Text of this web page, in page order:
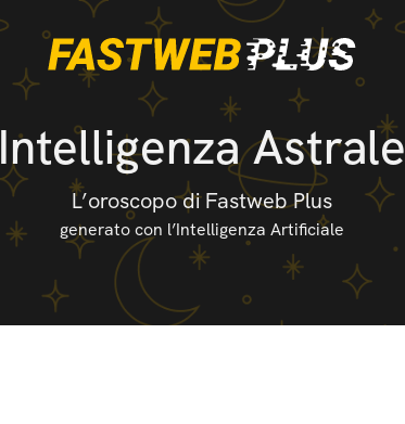
Intelligenza Astrale
L’oroscopo di Fastweb Plus
generato con l’Intelligenza Artificiale